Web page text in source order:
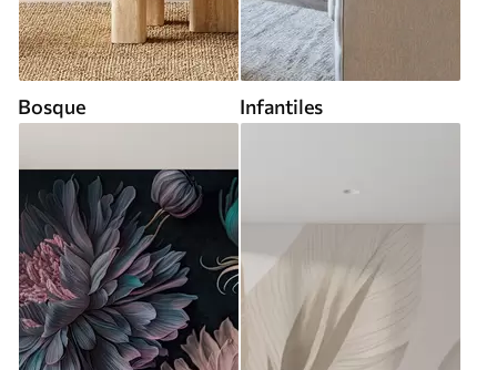
Bosque Infantiles